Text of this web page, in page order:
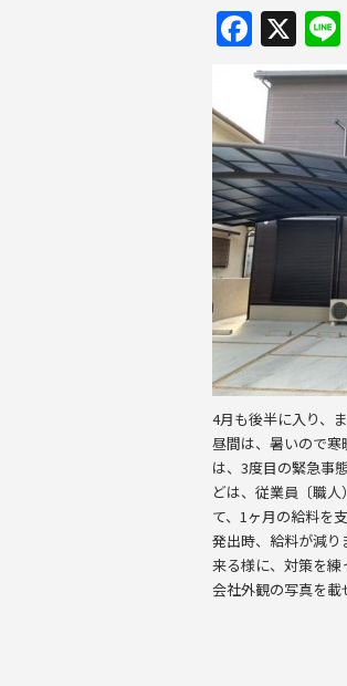
F
a
c
e
b
o
o
k
X
4月も後半に入り、
昼間は、暑いので
は、3度目の緊急事
どは、従業員〔職
て、1ヶ月の給料を
発出時、給料が減
来る様に、対策を練
会社外観の写真を載